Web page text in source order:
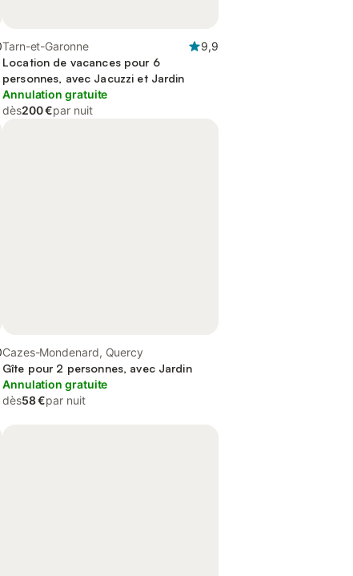
Tarn-et-Garonne
9,9
Location de vacances pour 6
personnes, avec Jacuzzi et Jardin
Annulation gratuite
dès200 €par nuit
Cazes-Mondenard, Quercy
Gîte pour 2 personnes, avec Jardin
Annulation gratuite
dès58 €par nuit